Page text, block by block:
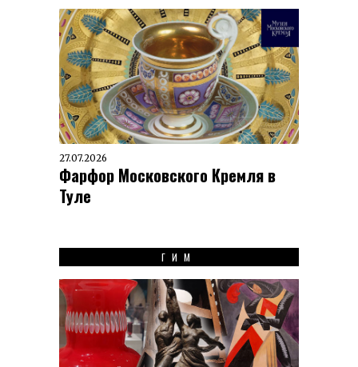
27.07.2026
Фарфор Московского Кремля в
Туле
ГИМ